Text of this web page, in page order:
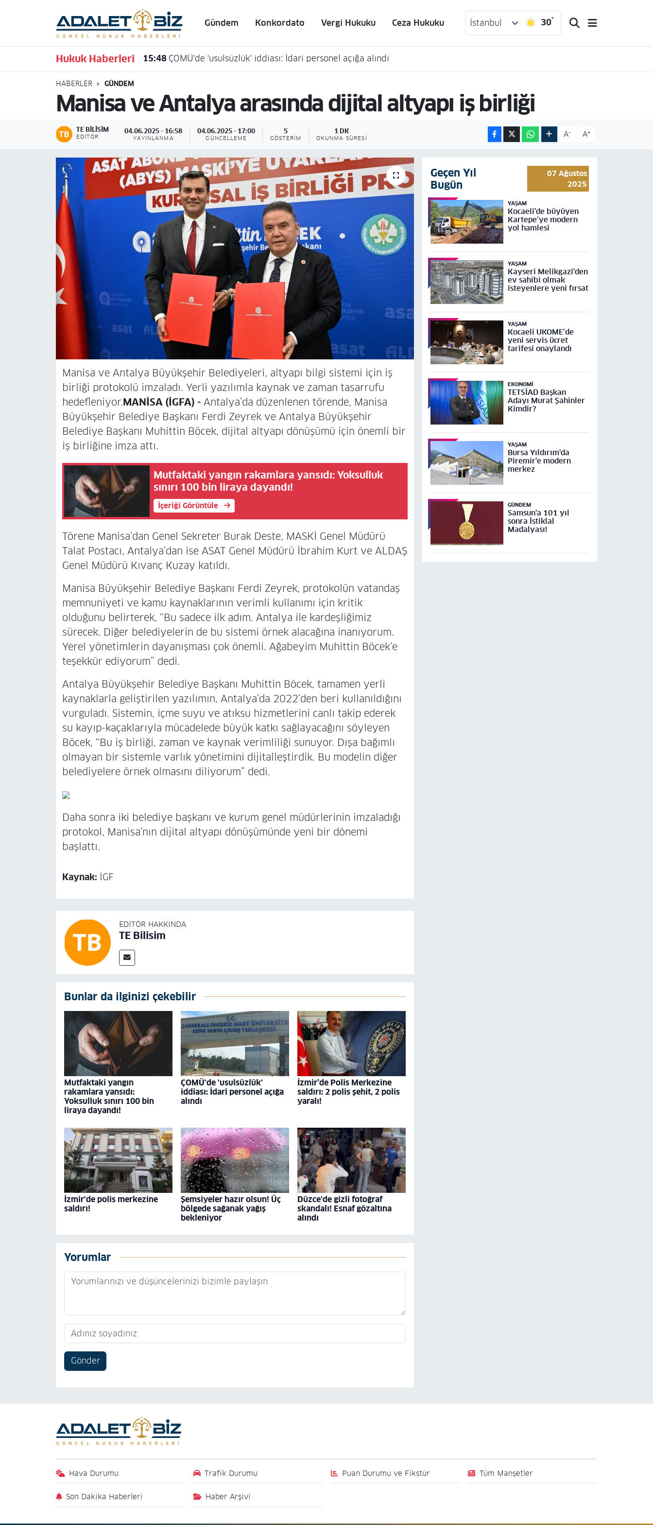
Gündem Konkordato Vergi Hukuku Ceza Hukuku İstanbul 30°
Hukuk Haberleri 15:48 ÇOMÜ'de 'usulsüzlük' iddiası: İdari personel açığa alındı
HABERLER GÜNDEM
Manisa ve Antalya arasında dijital altyapı iş birliği
TE BILISIM
EDITÖR
04.06.2025 - 16:58
YAYINLANMA
04.06.2025 - 17:00
GÜNCELLEME
5
GÖSTERIM
1 DK
OKUNMA SÜRESI A- A+
Manisa ve Antalya Büyükşehir Belediyeleri, altyapı bilgi sistemi için iş
birliği protokolü imzaladı. Yerli yazılımla kaynak ve zaman tasarrufu
hedefleniyor.MANİSA (İGFA) - Antalya’da düzenlenen törende, Manisa
Büyükşehir Belediye Başkanı Ferdi Zeyrek ve Antalya Büyükşehir
Belediye Başkanı Muhittin Böcek, dijital altyapı dönüşümü için önemli bir
iş birliğine imza attı.
Mutfaktaki yangın rakamlara yansıdı: Yoksulluk
sınırı 100 bin liraya dayandı!
İçeriği Görüntüle
Törene Manisa’dan Genel Sekreter Burak Deste, MASKİ Genel Müdürü
Talat Postacı, Antalya’dan ise ASAT Genel Müdürü İbrahim Kurt ve ALDAŞ
Genel Müdürü Kıvanç Kuzay katıldı.
Manisa Büyükşehir Belediye Başkanı Ferdi Zeyrek, protokolün vatandaş
memnuniyeti ve kamu kaynaklarının verimli kullanımı için kritik
olduğunu belirterek, “Bu sadece ilk adım. Antalya ile kardeşliğimiz
sürecek. Diğer belediyelerin de bu sistemi örnek alacağına inanıyorum.
Yerel yönetimlerin dayanışması çok önemli. Ağabeyim Muhittin Böcek’e
teşekkür ediyorum” dedi.
Antalya Büyükşehir Belediye Başkanı Muhittin Böcek, tamamen yerli
kaynaklarla geliştirilen yazılımın, Antalya’da 2022’den beri kullanıldığını
vurguladı. Sistemin, içme suyu ve atıksu hizmetlerini canlı takip ederek
su kayıp-kaçaklarıyla mücadelede büyük katkı sağlayacağını söyleyen
Böcek, “Bu iş birliği, zaman ve kaynak verimliliği sunuyor. Dışa bağımlı
olmayan bir sistemle varlık yönetimini dijitalleştirdik. Bu modelin diğer
belediyelere örnek olmasını diliyorum” dedi.
Daha sonra iki belediye başkanı ve kurum genel müdürlerinin imzaladığı
protokol, Manisa’nın dijital altyapı dönüşümünde yeni bir dönemi
başlattı.
Kaynak: İGF
EDITÖR HAKKINDA
TE Bilisim
Bunlar da ilginizi çekebilir
Mutfaktaki yangın
rakamlara yansıdı:
Yoksulluk sınırı 100 bin
liraya dayandı!
ÇOMÜ'de 'usulsüzlük'
iddiası: İdari personel açığa
alındı
İzmir’de Polis Merkezine
saldırı: 2 polis şehit, 2 polis
yaralı!
İzmir'de polis merkezine
saldırı!
Şemsiyeler hazır olsun! Üç
bölgede sağanak yağış
bekleniyor
Düzce'de gizli fotoğraf
skandalı! Esnaf gözaltına
alındı
Yorumlar
Gönder
Geçen Yıl
Bugün
07 Ağustos
2025
YAŞAM
Kocaeli'de büyüyen
Kartepe’ye modern
yol hamlesi
YAŞAM
Kayseri Melikgazi'den
ev sahibi olmak
isteyenlere yeni fırsat
YAŞAM
Kocaeli UKOME’de
yeni servis ücret
tarifesi onaylandı
EKONOMI
TETSİAD Başkan
Adayı Murat Şahinler
Kimdir?
YAŞAM
Bursa Yıldırım'da
Piremir'e modern
merkez
GÜNDEM
Samsun'a 101 yıl
sonra İstiklal
Madalyası!
Hava Durumu Trafik Durumu Puan Durumu ve Fikstür Tüm Manşetler
Son Dakika Haberleri Haber Arşivi
Hava Durumu
Trafik Durumu
Süper Lig Puan Durumu ve Fikstür
Tüm Manşetler
Son Dakika Haberleri
Haber Arşivi